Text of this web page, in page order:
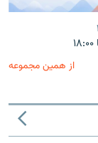
از همین مجموعه